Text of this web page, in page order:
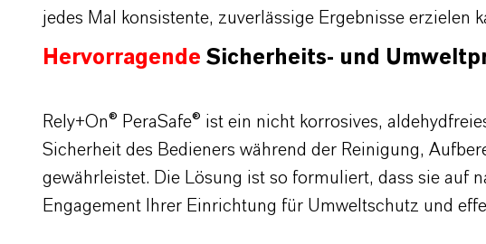
jedes Mal konsistente, zuverlässige Ergebnisse erzielen
Hervorragende Sicherheits- und
Rely+On® PeraSafe® ist ein nicht korrosives,
Sicherheit des Bedieners während der Reinigung,
gewährleistet. Die Lösung ist so formuliert, dass sie auf
Engagement Ihrer Einrichtung für Umweltschutz und